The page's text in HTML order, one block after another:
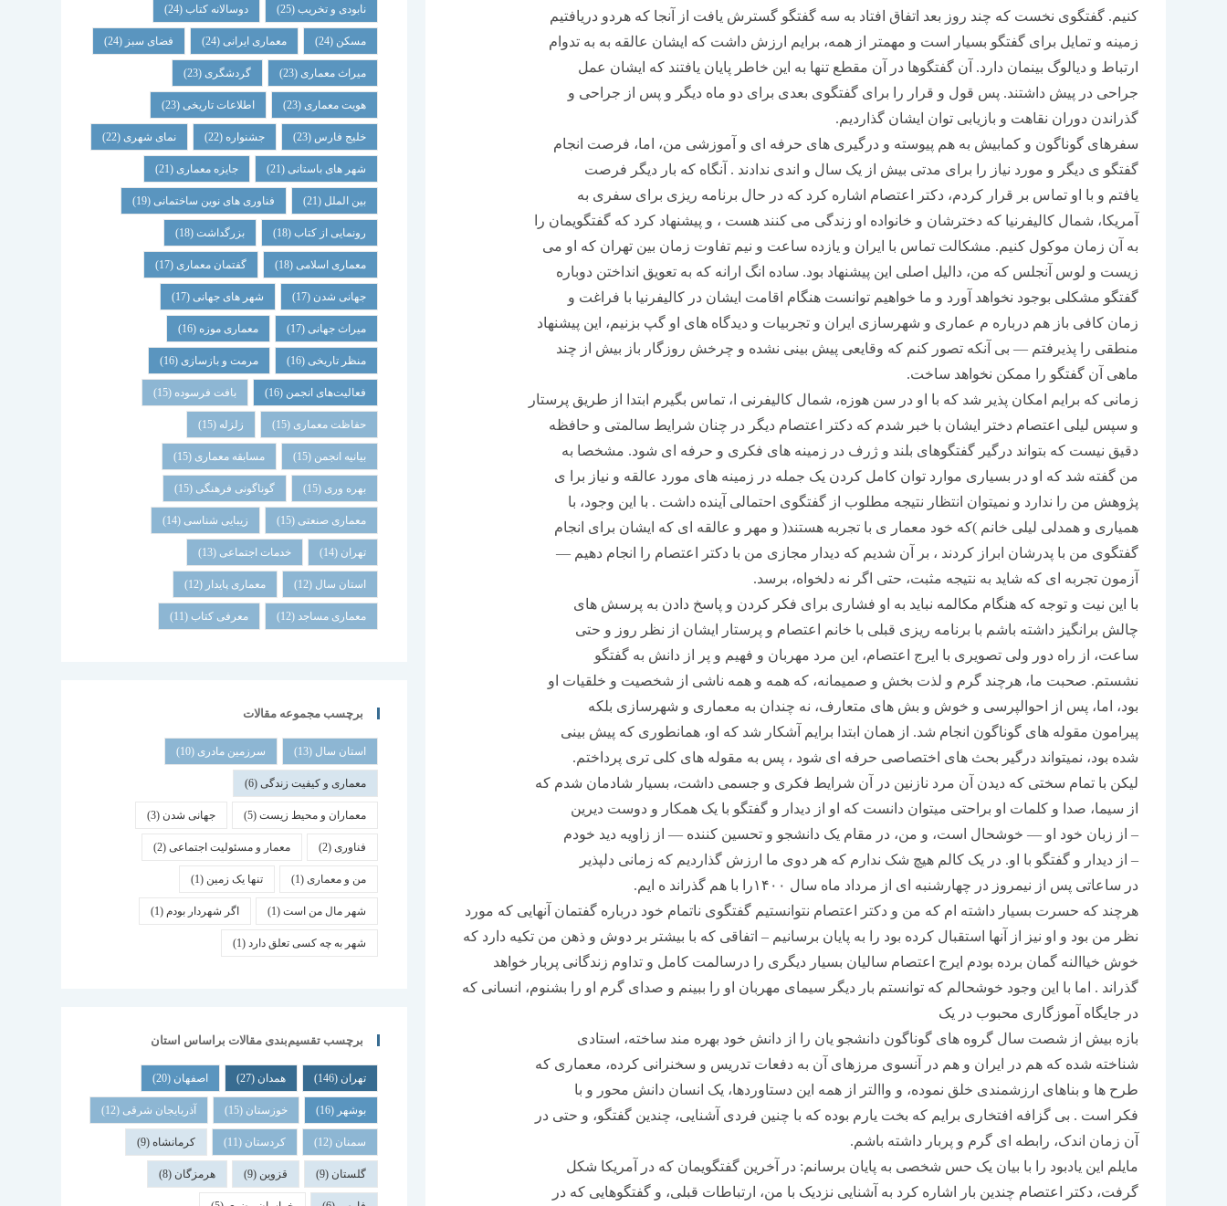
کنیم. گفتگوی نخست که چند روز بعد اتفاق افتاد به سه گفتگو گسترش یافت از آنجا که هردو دریافتیم
زمینه و تمایل برای گفتگو بسیار است و مهمتر از همه، برایم ارزش داشت که ایشان عالقه به به تدوام
ارتباط و دیالوگ بینمان دارد. آن گفتگوها در آن مقطع تنها به این خاطر پایان یافتند که ایشان عمل
جراحی در پیش داشتند. پس قول و قرار را برای گفتگوی بعدی برای دو ماه دیگر و پس از جراحی و
گذراندن دوران نقاهت و بازیابی توان ایشان گذاردیم.
سفرهای گوناگون و کمابیش به هم پیوسته و درگیری های حرفه ای و آموزشی من، اما، فرصت انجام
گفتگو ی دیگر و مورد نیاز را برای مدتی بیش از یک سال و اندی ندادند . آنگاه که بار دیگر فرصت
یافتم و با او تماس بر قرار کردم، دکتر اعتصام اشاره کرد که در حال برنامه ریزی برای سفری به
آمریکا، شمال کالیفرنیا که دخترشان و خانواده او زندگی می کنند هست ، و پیشنهاد کرد که گفتگویمان را
به آن زمان موکول کنیم. مشکالت تماس با ایران و یازده ساعت و نیم تفاوت زمان بین تهران که او می
زیست و لوس آنجلس که من، دالیل اصلی این پیشنهاد بود. ساده انگ ارانه که به تعویق انداختن دوباره
گفتگو مشکلی بوجود نخواهد آورد و ما خواهیم توانست هنگام اقامت ایشان در کالیفرنیا با فراغت و
زمان کافی باز هم درباره م عماری و شهرسازی ایران و تجربیات و دیدگاه های او گپ بزنیم، این پیشنهاد
منطقی را پذیرفتم — بی آنکه تصور کنم که وقایعی پیش بینی نشده و چرخش روزگار باز بیش از چند
ماهی آن گفتگو را ممکن نخواهد ساخت.
زمانی که برایم امکان پذیر شد که با او در سن هوزه، شمال کالیفرنی ا، تماس بگیرم ابتدا از طریق پرستار
و سپس لیلی اعتصام دختر ایشان با خبر شدم که دکتر اعتصام دیگر در چنان شرایط سالمتی و حافظه
دقیق نیست که بتواند درگیر گفتگوهای بلند و ژرف در زمینه های فکری و حرفه ای شود. مشخصا به
من گفته شد که او در بسیاری موارد توان کامل کردن یک جمله در زمینه های مورد عالقه و نیاز برا ی
پژوهش من را ندارد و نمیتوان انتظار نتیجه مطلوب از گفتگوی احتمالی آینده داشت . با این وجود، با
همیاری و همدلی لیلی خانم )که خود معمار ی با تجربه هستند( و مهر و عالقه ای که ایشان برای انجام
گفتگوی من با پدرشان ابراز کردند ، بر آن شدیم که دیدار مجازی من با دکتر اعتصام را انجام دهیم —
آزمون تجربه ای که شاید به نتیجه مثبت، حتی اگر نه دلخواه، برسد.
با این نیت و توجه که هنگام مکالمه نباید به او فشاری برای فکر کردن و پاسخ دادن به پرسش های
چالش برانگیز داشته باشم با برنامه ریزی قبلی با خانم اعتصام و پرستار ایشان از نظر روز و حتی
ساعت، از راه دور ولی تصویری با ایرج اعتصام، این مرد مهربان و فهیم و پر از دانش به گفتگو
نشستم. صحبت ما، هرچند گرم و لذت بخش و صمیمانه، که همه و همه ناشی از شخصیت و خلقیات او
بود، اما، پس از احوالپرسی و خوش و بش های متعارف، نه چندان به معماری و شهرسازی بلکه
پیرامون مقوله های گوناگون انجام شد. از همان ابتدا برایم آشکار شد که او، همانطوری که پیش بینی
شده بود، نمیتواند درگیر بحث های اختصاصی حرفه ای شود ، پس به مقوله های کلی تری پرداختم.
لیکن با تمام سختی که دیدن آن مرد نازنین در آن شرایط فکری و جسمی داشت، بسیار شادمان شدم که
از سیما، صدا و کلمات او براحتی میتوان دانست که او از دیدار و گفتگو با یک همکار و دوست دیرین
– از زبان خود او — خوشحال است، و من، در مقام یک دانشجو و تحسین کننده — از زاویه دید خودم
– از دیدار و گفتگو با او. در یک کالم هیچ شک ندارم که هر دوی ما ارزش گذاردیم که زمانی دلپذیر
در ساعاتی پس از نیمروز در چهارشنبه ای از مرداد ماه سال ۱۴۰۰را با هم گذراند ه ایم.
هرچند که حسرت بسیار داشته ام که من و دکتر اعتصام نتوانستیم گفتگوی ناتمام خود درباره گفتمان آنهایی که مورد
نظر من بود و او نیز از آنها استقبال کرده بود را به پایان برسانیم – اتفاقی که با بیشتر بر دوش و ذهن من تکیه دارد که
خوش خیاالنه گمان برده بودم ایرج اعتصام سالیان بسیار دیگری را درسالمت کامل و تداوم زندگانی پربار خواهد
گذراند . اما با این وجود خوشحالم که توانستم بار دیگر سیمای مهربان او را ببینم و صدای گرم او را بشنوم، انسانی که
در جایگاه آموزگاری محبوب در یک
بازه بیش از شصت سال گروه های گوناگون دانشجو یان را از دانش خود بهره مند ساخته، استادی
شناخته شده که هم در ایران و هم در آنسوی مرزهای آن به دفعات تدریس و سخنرانی کرده، معماری که
طرح ها و بناهای ارزشمندی خلق نموده، و واالتر از همه این دستاوردها، یک انسان دانش محور و با
فکر است . بی گزافه افتخاری برایم که بخت یارم بوده که با چنین فردی آشنایی، چندین گفتگو، و حتی در
آن زمان اندک، رابطه ای گرم و پربار داشته باشم.
مایلم این یادبود را با بیان یک حس شخصی به پایان برسانم: در آخرین گفتگویمان که در آمریکا شکل
گرفت، دکتر اعتصام چندین بار اشاره کرد به آشنایی نزدیک با من، ارتباطات قبلی، و گفتگوهایی که در
نابودی و تخریب(25) دوسالانه کتاب(24)
مسکن (24) معماری ایرانی(24) فضای سبز (24)
میراث معماری(23) گردشگری(23)
هویت معماری(23) اطلاعات تاریخی(23)
خلیج فارس (23) جشنواره (22) نمای شهری(22)
شهر های باستانی(21) جایزه معماری(21)
بین الملل (21) فناوری های نوین ساختمانی(19)
رونمایی از کتاب(18) بزرگداشت(18)
معماری اسلامی(18) گفتمان معماری(17)
جهانی شدن (17) شهر های جهانی(17)
میراث جهانی(17) معماری موزه (16)
منظر تاریخی(16) مرمت و بازسازی(16)
فعالیت‌های انجمن (16) بافت فرسوده (15)
حفاظت معماری (15) زلزله (15)
بیانیه انجمن (15) مسابقه معماری (15)
بهره وری (15) گوناگونی فرهنگی (15)
معماری صنعتی (15) زیبایی شناسی (14)
تهران (14) خدمات اجتماعی (13)
استان سال (12) معماری پایدار (12)
معماری مساجد(12) معرفی کتاب (11)
برچسب مجموعه مقالات
استان سال (13) سرزمین مادری (10)
معماری و کیفیت زندگی(6)
معماران و محیط زیست(5) جهانی شدن (3)
فناوری(2) معمار و مسئولیت اجتماعی(2)
من و معماری(1) تنها یک زمین (1)
شهر مال من است(1) اگر شهردار بودم (1)
شهر به چه کسی تعلق دارد(1)
برچسب تقسیم‌بندی مقالات براساس استان
تهران (146) همدان (27) اصفهان (20)
بوشهر (16) خوزستان (15) آذربایجان شرقی (12)
سمنان (12) کردستان (11) کرمانشاه(9)
گلستان (9) قزوین (9) هرمزگان (8)